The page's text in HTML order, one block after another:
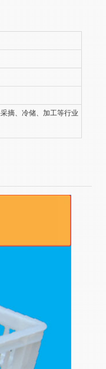
摘、冷储、加工等行业